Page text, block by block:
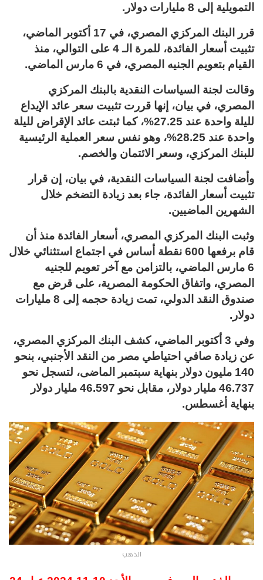
التمويلية إلى 8 مليارات دولار.
قرر البنك المركزي المصري، في 17 أكتوبر الماضي،
تثبيت أسعار الفائدة، للمرة الـ 4 على التوالي، منذ
القيام بتعويم الجنيه المصري، في 6 مارس الماضي.
وقالت لجنة السياسات النقدية بالبنك المركزي
المصري، في بيان، إنها قررت تثبيت سعر عائد الإيداع
لليلة واحدة عند 27.25%، كما ثبتت عائد الإقراض لليلة
واحدة عند 28.25%، وهو نفس سعر العملية الرئيسية
للبنك المركزي، وسعر الائتمان والخصم.
وأضافت لجنة السياسات النقدية، في بيان، إن قرار
تثبيت أسعار الفائدة، جاء بعد زيادة التضخم خلال
الشهرين الماضيين.
وثبت البنك المركزي المصري، أسعار الفائدة منذ أن
قام برفعها 600 نقطة أساس في اجتماع استثنائي خلال
6 مارس الماضي، بالتزامن مع آخر تعويم للجنيه
المصري، واتفاق الحكومة المصرية، على قرض مع
صندوق النقد الدولي، تمت زيادة حجمه إلى 8 مليارات
دولار.
وفي 3 أكتوبر الماضي، كشف البنك المركزي المصري،
عن زيادة صافي احتياطي مصر من النقد الأجنبي، بنحو
140 مليون دولار بنهاية سبتمبر الماضى، لتسجل نحو
46.737 مليار دولار، مقابل نحو 46.597 مليار دولار
بنهاية أغسطس.
الذهب